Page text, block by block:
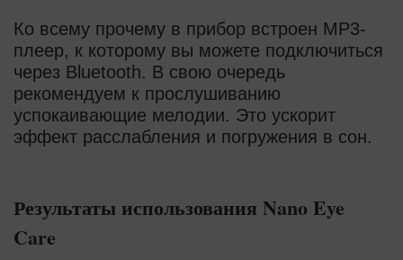
Ко всему прочему в прибор встроен MP3-
плеер, к которому вы можете подключиться
через Bluetooth. В свою очередь
рекомендуем к прослушиванию
успокаивающие мелодии. Это ускорит
эффект расслабления и погружения в сон.
Результаты использования Nano Eye
Care